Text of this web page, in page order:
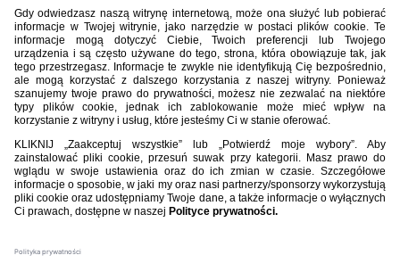
triumfów 3:2 dla Legii
► Dziesiąty mecz tych drużyn w PP (bilans
korzystny dla Legii: 5-3-2, bramki: 16-9)
► To drugi finał rozegrany na Stadionie
Narodowym w Warszawie
► Legia w meczach z Lechem w PP nigdy nie
straciła więcej niż 2 bramek
► Wszystkie gole w meczu padły po strzałach
zawodników Legii (Tomasz Jodłowiec najpierw
trafił do własnej bramki, a potem wyrównał stan
meczu)